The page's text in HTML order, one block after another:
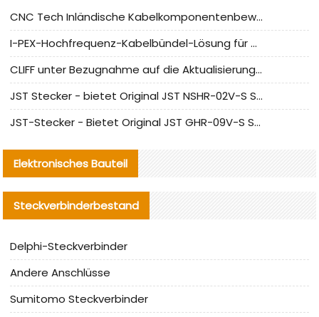
CNC Tech Inländische Kabelkomponentenbewertung und Massenproduktionsanpassungsanleitung
I-PEX-Hochfrequenz-Kabelbündel-Lösung für die heimische Produktion analysiert
CLIFF unter Bezugnahme auf die Aktualisierung der chinesischen Stecker-Testnormen
JST Stecker - bietet Original JST NSHR-02V-S Stecker und Ersatzteile an
JST-Stecker - Bietet Original JST GHR-09V-S Stecker und Ersatzteile an
Elektronisches Bauteil
Steckverbinderbestand
Delphi-Steckverbinder
Andere Anschlüsse
Sumitomo Steckverbinder